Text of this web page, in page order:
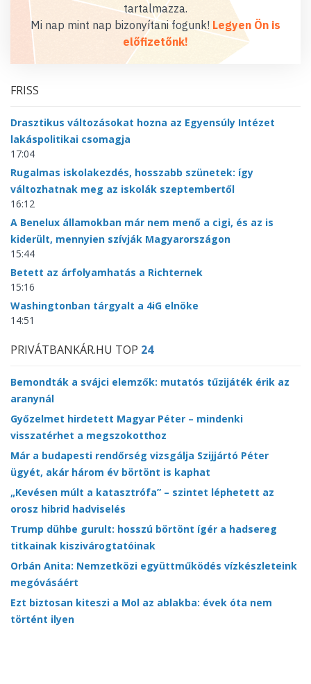
tartalmazza.
Mi nap mint nap bizonyítani fogunk! Legyen Ön is
előfizetőnk!
FRISS
Drasztikus változásokat hozna az Egyensúly Intézet
lakáspolitikai csomagja
17:04
Rugalmas iskolakezdés, hosszabb szünetek: így
változhatnak meg az iskolák szeptembertől
16:12
A Benelux államokban már nem menő a cigi, és az is
kiderült, mennyien szívják Magyarországon
15:44
Betett az árfolyamhatás a Richternek
15:16
Washingtonban tárgyalt a 4iG elnöke
14:51
PRIVÁTBANKÁR.HU TOP 24
Bemondták a svájci elemzők: mutatós tűzijáték érik az
aranynál
Győzelmet hirdetett Magyar Péter – mindenki
visszatérhet a megszokotthoz
Már a budapesti rendőrség vizsgálja Szijjártó Péter
ügyét, akár három év börtönt is kaphat
„Kevésen múlt a katasztrófa” – szintet léphetett az
orosz hibrid hadviselés
Trump dühbe gurult: hosszú börtönt ígér a hadsereg
titkainak kiszivárogtatóinak
Orbán Anita: Nemzetközi együttműködés vízkészleteink
megóvásáért
Ezt biztosan kiteszi a Mol az ablakba: évek óta nem
történt ilyen